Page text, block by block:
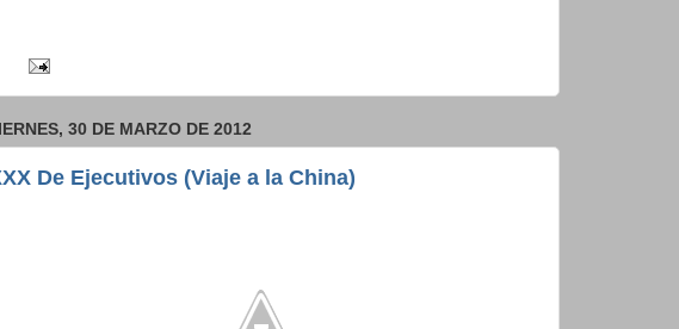
30 DE MARZO DE 2012
De Ejecutivos (Viaje a la China)